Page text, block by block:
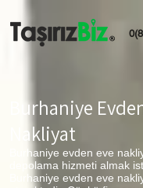
Burhaniye
Nakliyat
Burhaniye evden eve
depolama hizmeti almak
Burhaniye evden eve